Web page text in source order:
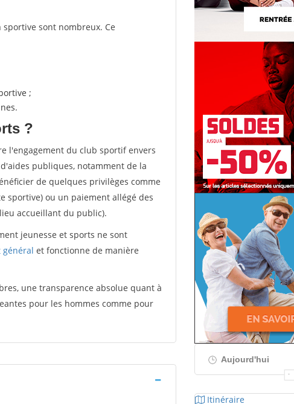
sont nombreux. Ce
;
?
l'engagement du club sportif envers
publiques, notamment de la
de quelques privilèges comme
sportive) ou un paiement allégé des
accueillant du public).
jeunesse et sports ne sont
et fonctionne de manière
une transparence absolue quant à
pour les hommes comme pour
Aujourd'hui
Itinéraire